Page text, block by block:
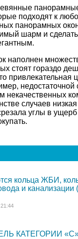
подходят к
панорамных
шарм и
наполнен
стоят гораздо
привлекательная
недостаточной
некачественных
случаев
углы в ущерб
кольца ЖБИ,
и канализации
КАТЕГОРИИ